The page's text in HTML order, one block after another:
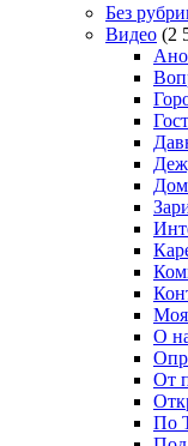
Без
Видео (2
Моя
О
От
По